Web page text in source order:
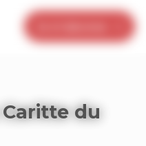
du